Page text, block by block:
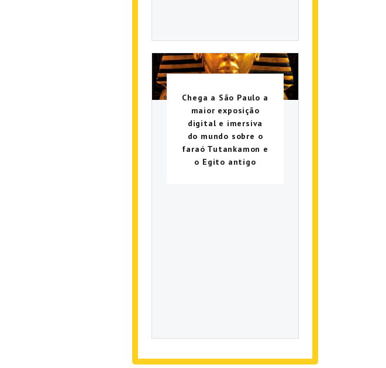
Chega a São Paulo a
maior exposição
digital e imersiva
do mundo sobre o
faraó Tutankamon e
o Egito antigo